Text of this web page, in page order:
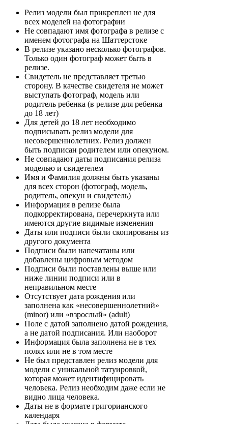
Релиз модели был прикреплен не для
всех моделей на фотографии
Не совпадают имя фотографа в релизе с
именем фотографа на Шаттерстоке
В релизе указано несколько фотографов.
Только один фотограф может быть в
релизе.
Свидетель не представляет третью
сторону. В качестве свидетеля не может
выступать фотограф, модель или
родитель ребенка (в релизе для ребенка
до 18 лет)
Для детей до 18 лет необходимо
подписывать релиз модели для
несовершеннолетних. Релиз должен
быть подписан родителем или опекуном.
Не совпадают даты подписания релиза
моделью и свидетелем
Имя и Фамилия должны быть указаны
для всех сторон (фотограф, модель,
родитель, опекун и свидетель)
Информация в релизе была
подкорректирована, перечеркнута или
имеются другие видимые изменения
Даты или подписи были скопированы из
другого документа
Подписи были напечатаны или
добавлены цифровым методом
Подписи были поставлены выше или
ниже линии подписи или в
неправильном месте
Отсутствует дата рождения или
заполнена как «несовершеннолетний»
(minor) или «взрослый» (adult)
Поле с датой заполнено датой рождения,
а не датой подписания. Или наоборот
Информация была заполнена не в тех
полях или не в том месте
Не был представлен релиз модели для
модели с уникальной татуировкой,
которая может идентифицировать
человека. Релиз необходим даже если не
видно лица человека.
Даты не в формате григорианского
календаря